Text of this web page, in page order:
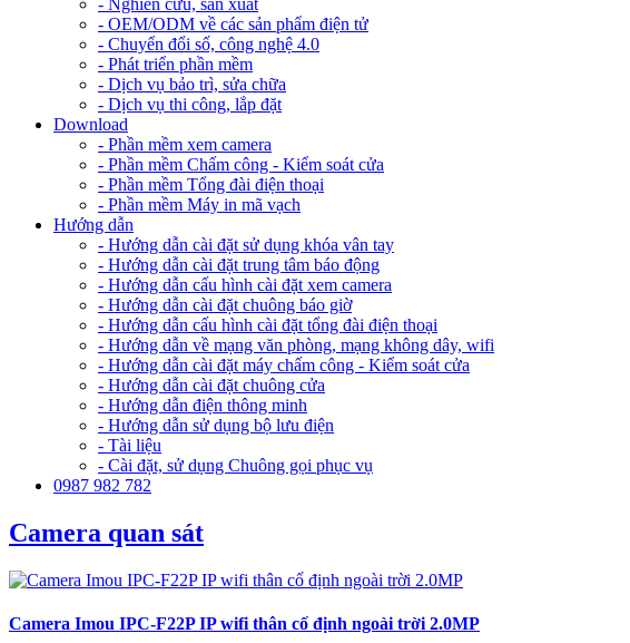
- Nghiên cứu, sản xuất
- OEM/ODM về các sản phẩm điện tử
- Chuyển đổi số, công nghệ 4.0
- Phát triển phần mềm
- Dịch vụ bảo trì, sửa chữa
- Dịch vụ thi công, lắp đặt
Download
- Phần mềm xem camera
- Phần mềm Chấm công - Kiểm soát cửa
- Phần mềm Tổng đài điện thoại
- Phần mềm Máy in mã vạch
Hướng dẫn
- Hướng dẫn cài đặt sử dụng khóa vân tay
- Hướng dẫn cài đặt trung tâm báo động
- Hướng dẫn cấu hình cài đặt xem camera
- Hướng dẫn cài đặt chuông báo giờ
- Hướng dẫn cấu hình cài đặt tổng đài điện thoại
- Hướng dẫn về mạng văn phòng, mạng không dây, wifi
- Hướng dẫn cài đặt máy chấm công - Kiểm soát cửa
- Hướng dẫn cài đặt chuông cửa
- Hướng dẫn điện thông minh
- Hướng dẫn sử dụng bộ lưu điện
- Tài liệu
- Cài đặt, sử dụng Chuông gọi phục vụ
0987 982 782
Camera quan sát
Camera Imou IPC-F22P IP wifi thân cố định ngoài trời 2.0MP